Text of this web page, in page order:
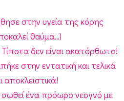
στην υγεία της κόρης
θαύμα…)
δεν είναι ακατόρθωτο!
στην εντατική και τελικά
ένα πρόωρο νεογνό με